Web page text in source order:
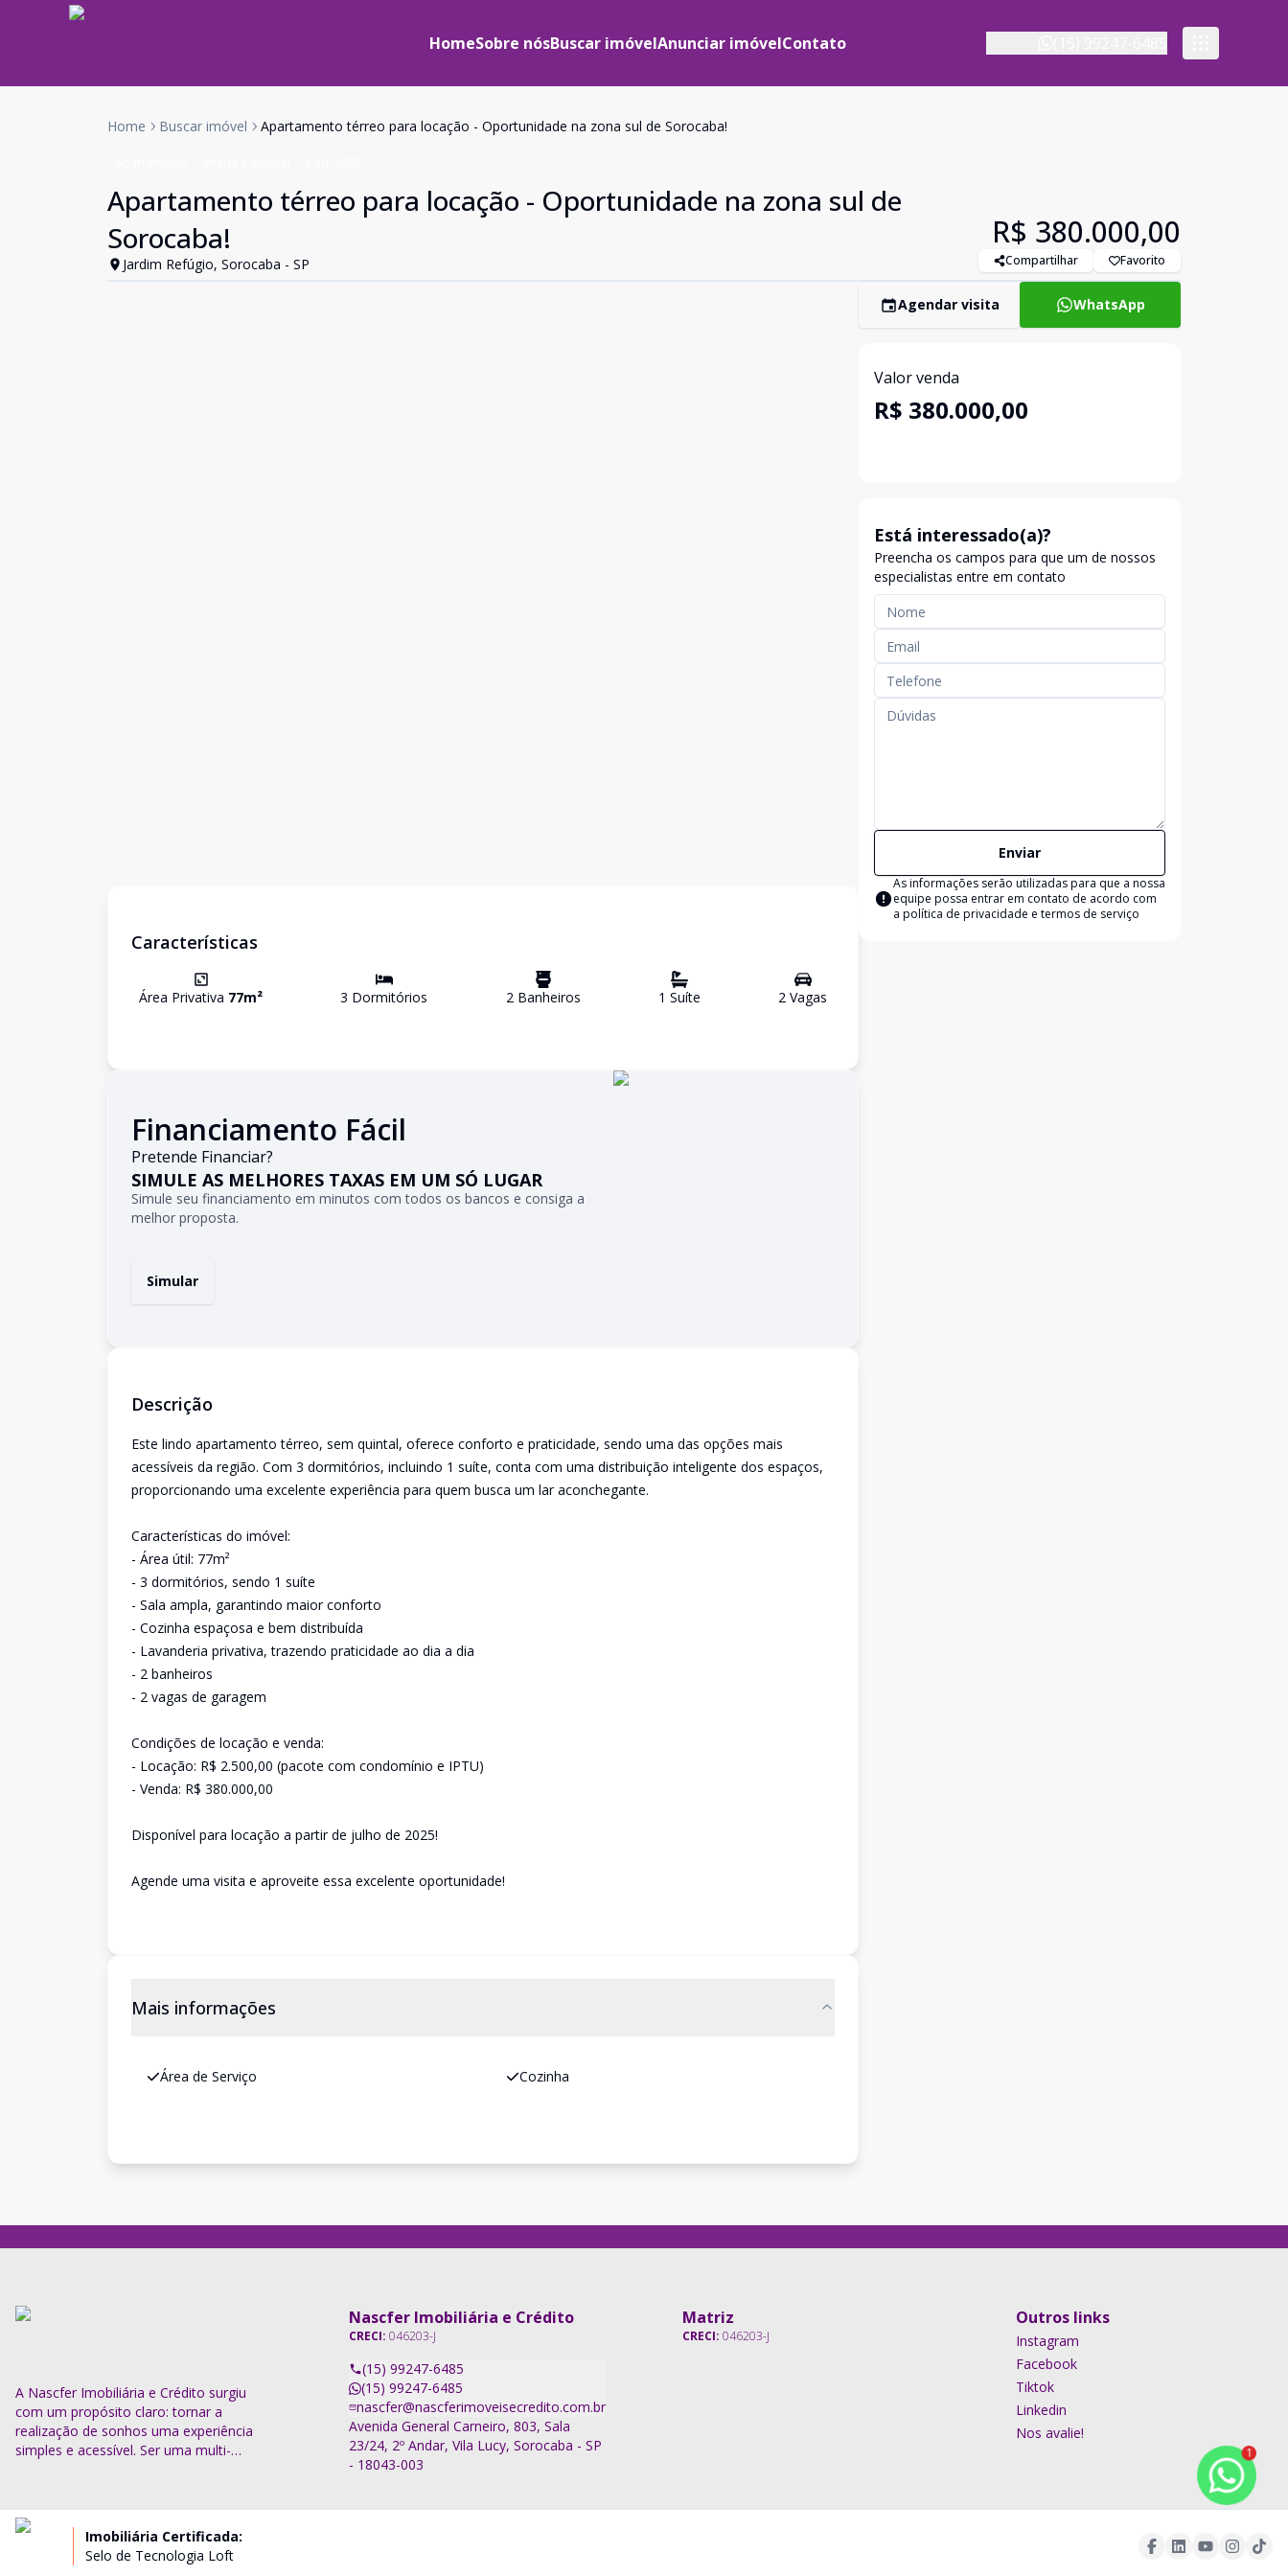
HomeSobre nósBuscar imóvelAnunciar imóvelContato
Home Buscar imóvel Apartamento térreo para locação - Oportunidade na zona sul de Sorocaba!
Apartamento térreo para locação - Oportunidade na zona sul de
Sorocaba!
Jardim Refúgio, Sorocaba - SP
R$ 380.000,00
Compartilhar Favorito
Características
Área Privativa 77m² 3 Dormitórios 2Banheiros 1 Suíte 2 Vagas
Financiamento Fácil
Pretende Financiar?
SIMULE AS MELHORES TAXAS EM UM SÓ LUGAR
Simule seu financiamento em minutos com todos os bancos e consiga a
melhor proposta.
Simular
Descrição
Este lindo apartamento térreo, sem quintal, oferece conforto e praticidade, sendo uma das opções mais
acessíveis da região. Com 3 dormitórios, incluindo 1 suíte, conta com uma distribuição inteligente dos espaços,
proporcionando uma excelente experiência para quem busca um lar aconchegante.
Características do imóvel:
- Área útil: 77m²
- 3 dormitórios, sendo 1 suíte
- Sala ampla, garantindo maior conforto
- Cozinha espaçosa e bem distribuída
- Lavanderia privativa, trazendo praticidade ao dia a dia
- 2 banheiros
- 2 vagas de garagem
Condições de locação e venda:
- Locação: R$ 2.500,00 (pacote com condomínio e IPTU)
- Venda: R$ 380.000,00
Disponível para locação a partir de julho de 2025!
Agende uma visita e aproveite essa excelente oportunidade!
Mais informações
Área de Serviço Cozinha
Agendar visita WhatsApp
Valor venda
R$ 380.000,00
Está interessado(a)?
Preencha os campos para que um de nossos
especialistas entre em contato
Enviar
As informações serão utilizadas para que a nossa
equipe possa entrar em contato de acordo com
a política de privacidade e termos de serviço
A Nascfer Imobiliária e Crédito surgiu
com um propósito claro: tornar a
realização de sonhos uma experiência
simples e acessível. Ser uma multi-
compromisso é descomplicar o
processo e entregar soluções completas.
Nascfer Imobiliária e Crédito
CRECI: 046203-J
(15) 99247-6485
(15) 99247-6485
nascfer@nascferimoveisecredito.com.br
Avenida General Carneiro, 803, Sala
23/24, 2º Andar, Vila Lucy, Sorocaba - SP
- 18043-003
Matriz
CRECI: 046203-J
Outros links
Instagram
Facebook
Tiktok
Linkedin
Nos avalie!
Imobiliária Certificada:
Selo de Tecnologia Loft
1